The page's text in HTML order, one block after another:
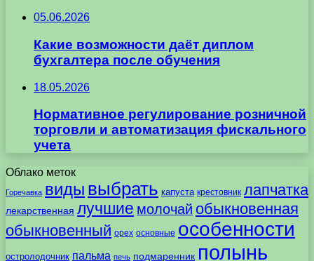
05.06.2026
Какие возможности даёт диплом
бухгалтера после обучения
18.05.2026
Нормативное регулирование розничной
торговли и автоматизация фискального
учета
Облако меток
Горечавка виды выбрать капуста крестовник лапчатка
лекарственная лучшие молочай обыкновенная
обыкновенный орех основные особенности
остролодочник пальма печь подмаренник полынь